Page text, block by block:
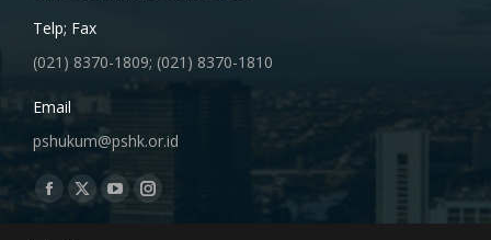
Telp; Fax
(021) 8370-1809; (021) 8370-1810
Email
pshukum@pshk.or.id
Find us on:
Facebook
X
YouTubeInstagram